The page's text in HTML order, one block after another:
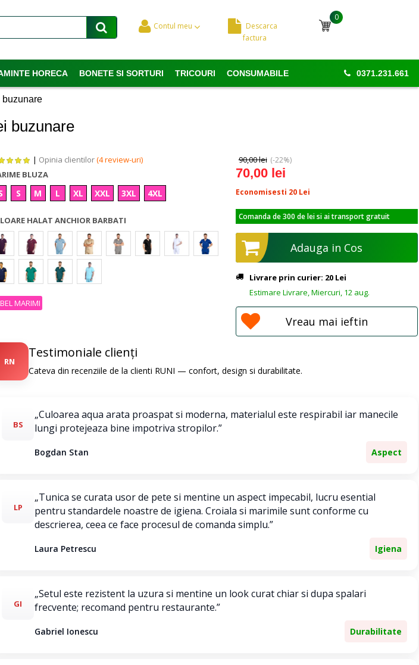
Contul meu
Descarca
factura
0
HORECA BONETE SI SORTURI TRICOURI CONSUMABILE 0371.231.661
buzunare
buzunare
| Opinia clientilor(4 review-uri)
BLUZA
S M L XL XXL 3XL 4XL
HALAT ANCHIOR BARBATI
MARIMI
90,00 lei (-22%)
70,00 lei
Economisesti 20 Lei
Comanda de 300 de lei si ai transport gratuit
Adauga in Cos
Livrare prin curier: 20 Lei
Estimare Livrare, Miercuri, 12 aug.
Vreau mai ieftin
RN
Testimoniale clienți
Cateva din recenziile de la clienti RUNI — confort, design si durabilitate.
BS
„Culoarea aqua arata proaspat si moderna, materialul este respirabil iar manecile
lungi protejeaza bine impotriva stropilor.”
Bogdan Stan Aspect
LP
„Tunica se curata usor de pete si mentine un aspect impecabil, lucru esential
pentru standardele noastre de igiena. Croiala si marimile sunt conforme cu
descrierea, ceea ce face procesul de comanda simplu.”
Laura Petrescu Igiena
GI
„Setul este rezistent la uzura si mentine un look curat chiar si dupa spalari
frecvente; recomand pentru restaurante.”
Gabriel Ionescu Durabilitate